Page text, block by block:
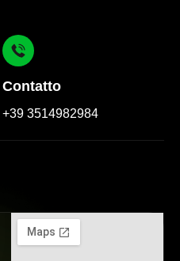
Contatto
+39 3514982984